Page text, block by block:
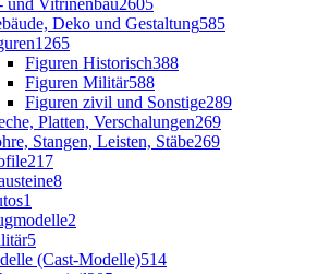
Deko und Gestaltung585
1265
Figuren Historisch388
Figuren Militär588
Figuren zivil und Sonstige289
Platten, Verschalungen269
Stangen, Leisten, Stäbe269
217
8
1
2
5
(Cast-Modelle)514